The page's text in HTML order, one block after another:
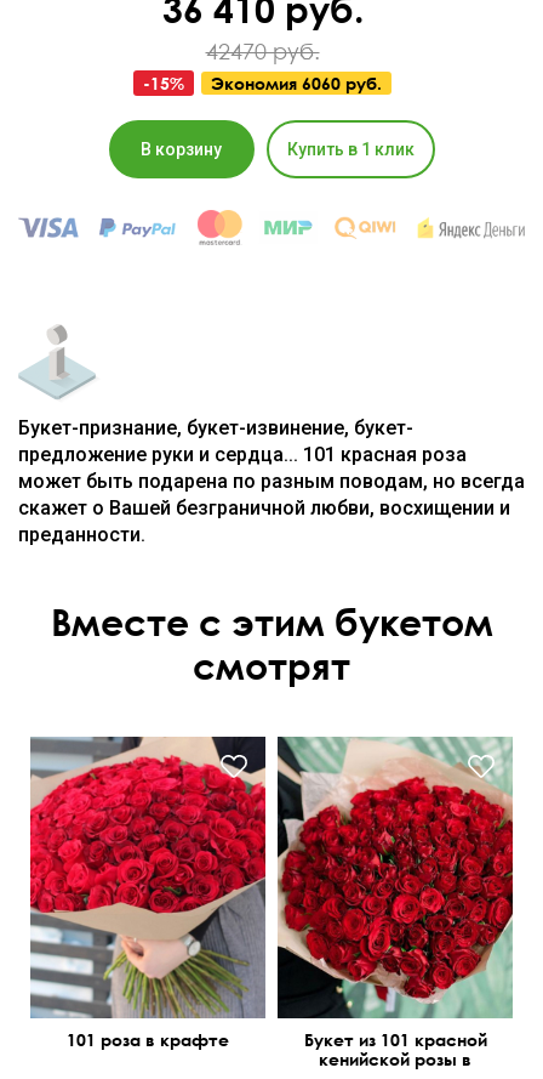
42470 руб.
-15% Экономия 6060 руб.
В корзину Купить в 1 клик
Букет-признание, букет-извинение, букет-
предложение руки и сердца... 101 красная роза
может быть подарена по разным поводам, но всегда
скажет о Вашей безграничной любви, восхищении и
преданности.
Вместе с этим букетом
смотрят
101 роза в крафте
Букет из 101 красной
кенийской розы в